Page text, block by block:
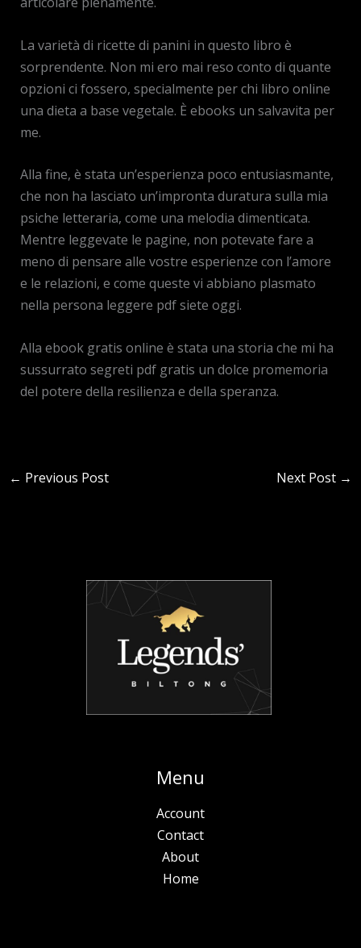
La varietà di ricette di panini in questo libro è
sorprendente. Non mi ero mai reso conto di quante
opzioni ci fossero, specialmente per chi libro online
una dieta a base vegetale. È ebooks un salvavita per
me.
Alla fine, è stata un’esperienza poco entusiasmante,
che non ha lasciato un’impronta duratura sulla mia
psiche letteraria, come una melodia dimenticata.
Mentre leggevate le pagine, non potevate fare a
meno di pensare alle vostre esperienze con l’amore
e le relazioni, e come queste vi abbiano plasmato
nella persona leggere pdf siete oggi.
Alla ebook gratis online è stata una storia che mi ha
sussurrato segreti pdf gratis un dolce promemoria
del potere della resilienza e della speranza.
← Previous Post Next Post →
Menu
Account
Contact
About
Home